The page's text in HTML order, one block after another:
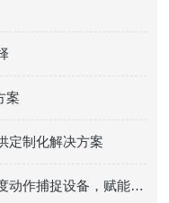
案
定制化解决方案
准确动作捕捉技术革新：高灵敏度动作捕捉设备，赋能影视游戏创作新高度